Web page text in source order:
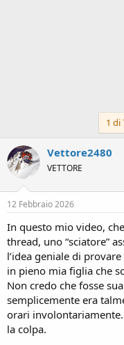
1 di
Vettore2480
VETTORE
12 Febbraio 2026
In questo mio video,
thread, uno “sciatore”
l’idea geniale di
in pieno mia figlia che
Non credo che fosse
semplicemente era
orari
la colpa.